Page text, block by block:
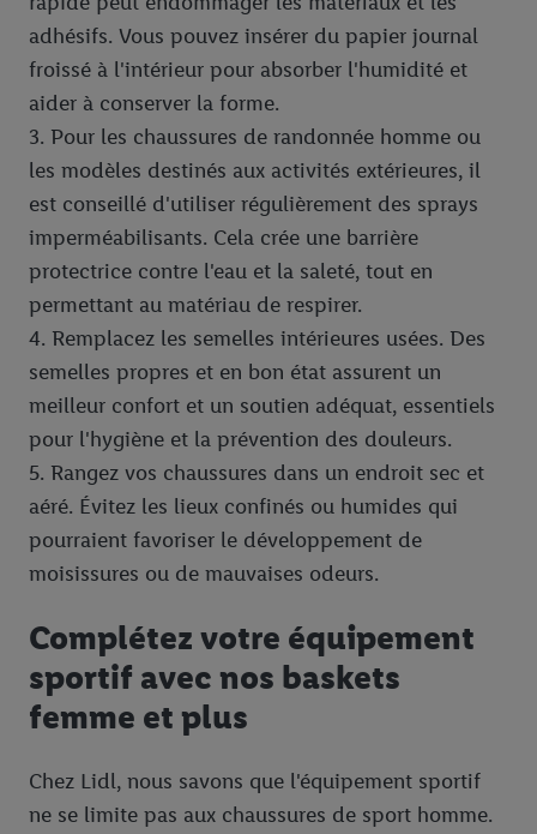
adhésifs. Vous pouvez insérer du papier journal
froissé à l'intérieur pour absorber l'humidité et
aider à conserver la forme.
3. Pour les chaussures de randonnée homme ou
les modèles destinés aux activités extérieures, il
est conseillé d'utiliser régulièrement des sprays
imperméabilisants. Cela crée une barrière
protectrice contre l'eau et la saleté, tout en
permettant au matériau de respirer.
4. Remplacez les semelles intérieures usées. Des
semelles propres et en bon état assurent un
meilleur confort et un soutien adéquat, essentiels
pour l'hygiène et la prévention des douleurs.
5. Rangez vos chaussures dans un endroit sec et
aéré. Évitez les lieux confinés ou humides qui
pourraient favoriser le développement de
moisissures ou de mauvaises odeurs.
Complétez votre équipement
sportif avec nos baskets
femme et plus
Chez Lidl, nous savons que l'équipement sportif
ne se limite pas aux chaussures de sport homme.